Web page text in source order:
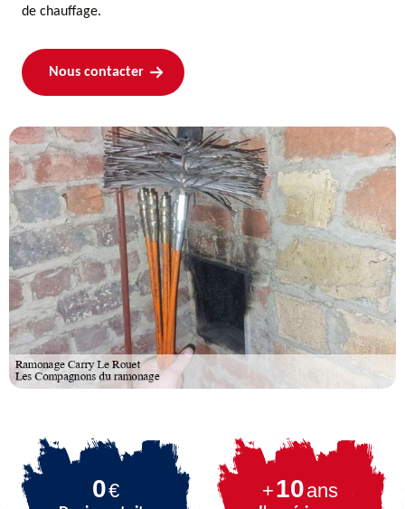
de chauffage.
Nous contacter
0€ +10ans